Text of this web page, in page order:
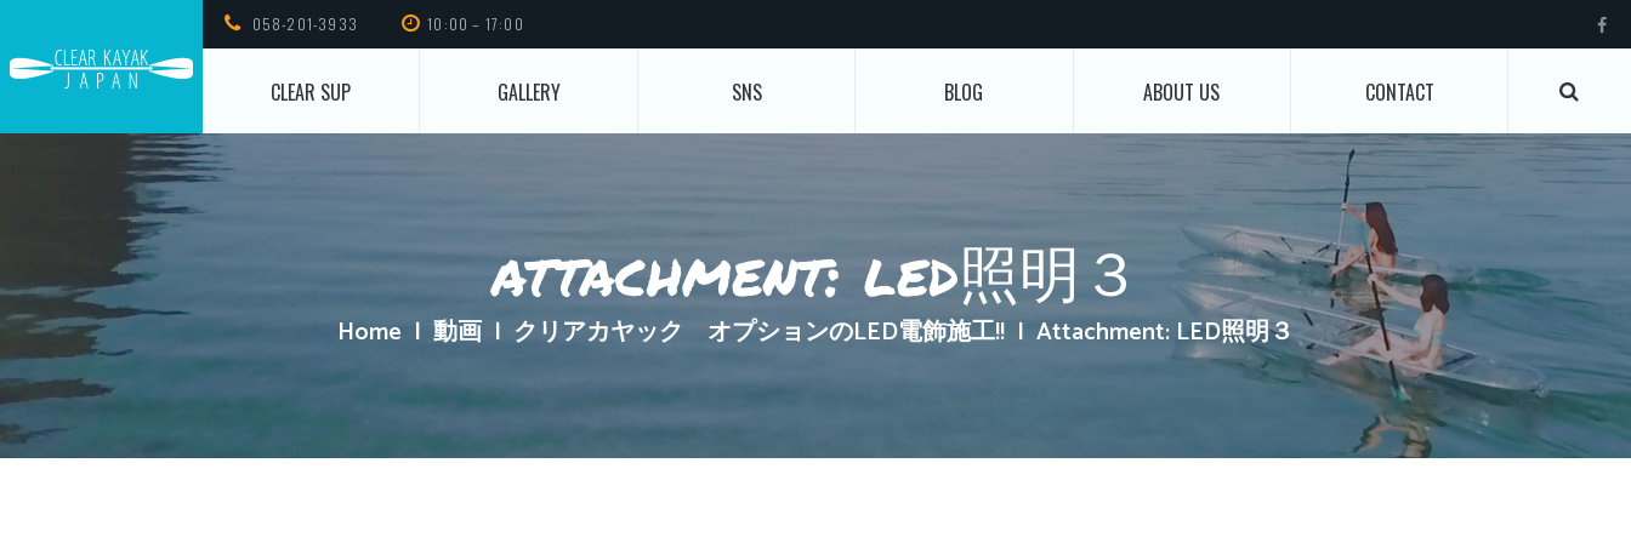
058-201-3933 10:00 – 17:00
CLEAR SUP GALLERY SNS BLOG ABOUT US CONTACT
attachment: led照明３
Home 動画 クリアカヤック オプションのLED電飾施工!! Attachment: LED照明３